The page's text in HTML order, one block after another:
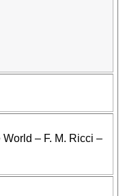
– F. M. Ricci –